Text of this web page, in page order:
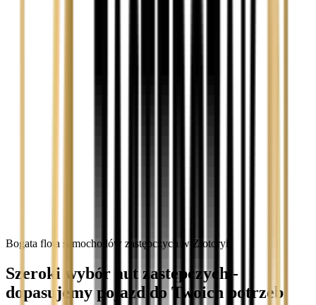
Bogata flota samochodów zastępczych w Złotoryi
Szeroki wybór aut zastępczych -
dopasujemy pojazd do Twoich potrzeb